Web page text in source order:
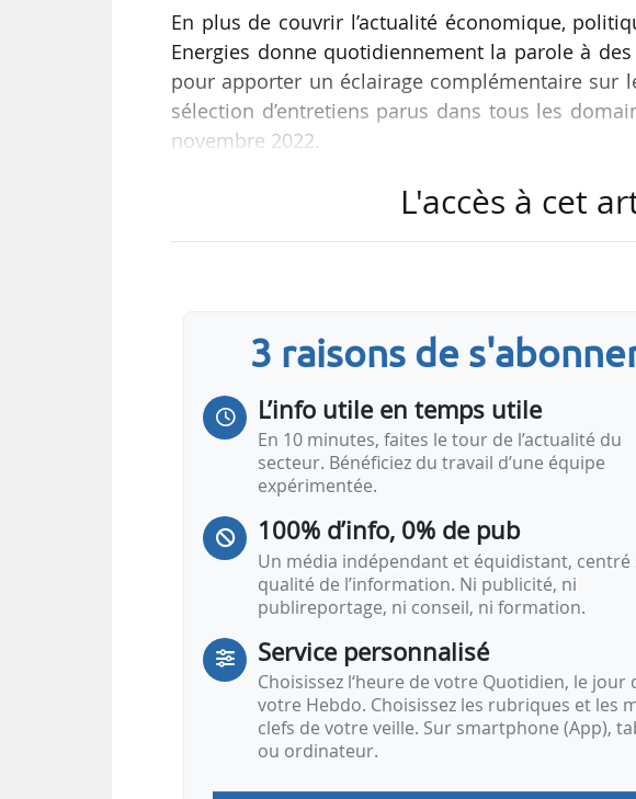
En plus de couvrir l’actualité économique,
Energies donne quotidiennement la parole à
pour apporter un éclairage complémentaire sur
sélection d’entretiens parus dans tous les
novembre 2022.
L'accès à cet
3 raisons de
L’info utile en temps utile
En 10 minutes, faites le tour de l’actualité du
secteur. Bénéficiez du travail d’une équipe
expérimentée.
100% d’info, 0% de pub
Un média indépendant et équidistant, centré
qualité de l’information. Ni publicité, ni
publireportage, ni conseil, ni formation.
Service personnalisé
Choisissez l‘heure de votre Quotidien, le jour
votre Hebdo. Choisissez les rubriques et les
clefs de votre veille. Sur smartphone (App),
ou ordinateur.